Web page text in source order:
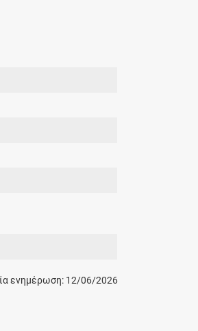
ενημέρωση: 12/06/2026